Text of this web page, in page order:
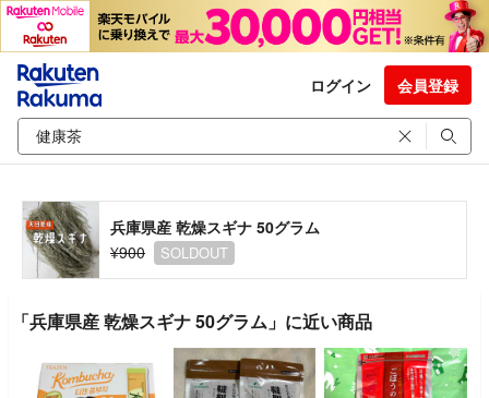
ログイン 会員登録
兵庫県産 乾燥スギナ 50グラム
¥900
SOLDOUT
「兵庫県産 乾燥スギナ 50グラム」に近い商品